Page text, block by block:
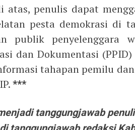
penulis dapat
pesta demokrasi di
publik penyelenggara
dan Dokumentasi
tahapan pemilu
***
tanggungjawab